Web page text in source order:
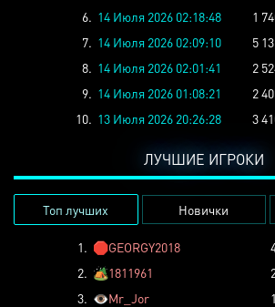
6. 14 Июля 2026 02:18:48
1
7. 14 Июля 2026 02:09:10
5
8. 14 Июля 2026 02:01:41
2
9. 14 Июля 2026 01:08:21
2
10. 13 Июля 2026 20:26:28 3
ЛУЧШИЕ ИГРОКИ
Топ лучших Новички
1. 🛑GEORGY2018
2. 🏕️1811961
3. 👁️Mr_Jor